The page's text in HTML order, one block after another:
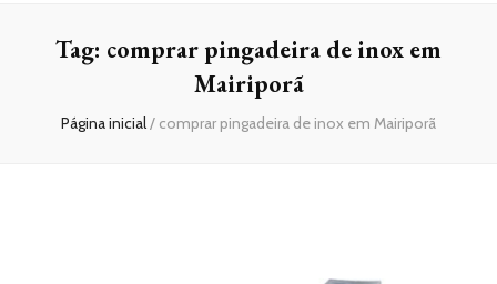
Tag: comprar pingadeira de inox em
Mairiporã
Página inicial/ comprar pingadeira de inox em Mairiporã